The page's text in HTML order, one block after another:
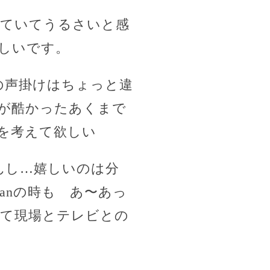
いてうるさいと感
いです。
掛けはちょっと違
酷かったあくまで
考えて欲しい
し…嬉しいのは分
の時も あ〜あっ
現場とテレビとの